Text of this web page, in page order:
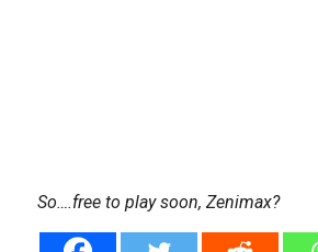
So….free to play soon, Zenimax?